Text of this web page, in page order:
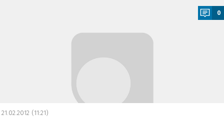
0
21.02.2012 (11:21)